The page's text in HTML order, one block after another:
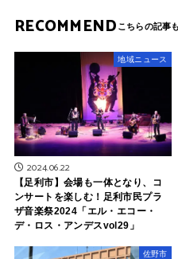
RECOMMEND
地域ニュース
2024.06.22
【足利市】会場も一体となり、コ
ンサートを楽しむ！足利市民プラ
ザ音楽祭2024「エル・エコー・
デ・ロス・アンデスvol29」
佐野市